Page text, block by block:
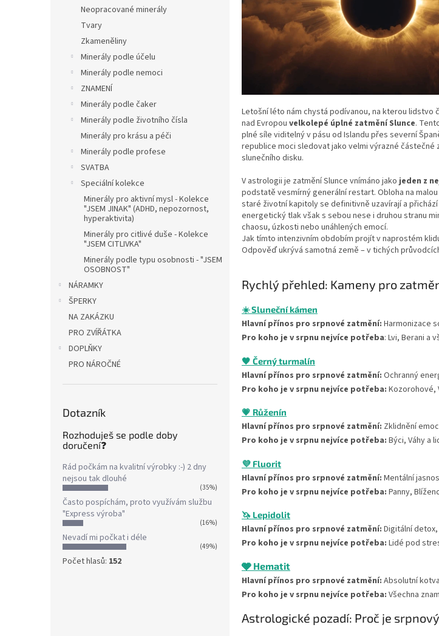
Neopracované minerály
Tvary
Zkameněliny
Minerály podle účelu
Minerály podle nemoci
ZNAMENÍ
Minerály podle čaker
Minerály podle životního čísla
Minerály pro krásu a péči
Minerály podle profese
SVATBA
Speciální kolekce
Minerály pro aktivní mysl - Kolekce
"JSEM JINAK" (ADHD, nepozornost,
hyperaktivita)
Minerály pro citlivé duše - Kolekce
"JSEM CITLIVKA"
Minerály podle typu osobnosti - "JSEM
OSOBNOST"
NÁRAMKY
ŠPERKY
NA ZAKÁZKU
PRO ZVÍŘÁTKA
DOPLŇKY
PRO NÁROČNÉ
Dotazník
Rozhoduješ se podle doby
doručení❓
Rád počkám na kvalitní výrobky :-) 2 dny
nejsou tak dlouhé
(35%)
Často pospíchám, proto využívám službu
"Express výroba"
(16%)
Nevadí mi počkat i déle
(49%)
Počet hlasů: 152
Letošní léto nám chystá podívanou, na kterou lidstvo
nad Evropou velkolepé úplné zatmění Slunce.
plné síle viditelný v pásu od Islandu přes severní
republice moci sledovat jako velmi výrazné
slunečního disku.
V astrologii je zatmění Slunce vnímáno jako jeden z
podstatě vesmírný generální restart. Obloha na
staré životní kapitoly se definitivně uzavírají a
energetický tlak však s sebou nese i druhou stranu
chaosu, úzkosti nebo unáhlených emocí.
Jak tímto intenzivním obdobím projít v naprostém
Odpověď ukrývá samotná země – v tichých
Rychlý přehled: Kameny pro
☀️ Sluneční kámen
Hlavní přínos pro srpnové zatmění: Harmonizace
Pro koho je v srpnu nejvíce potřeba: Lvi, Berani a
🖤 Černý turmalín
Hlavní přínos pro srpnové zatmění: Ochranný
Pro koho je v srpnu nejvíce potřeba: Kozorohové,
💗 Růženín
Hlavní přínos pro srpnové zatmění: Zklidnění
Pro koho je v srpnu nejvíce potřeba: Býci, Váhy a
💜 Fluorit
Hlavní přínos pro srpnové zatmění: Mentální
Pro koho je v srpnu nejvíce potřeba: Panny,
🦄 Lepidolit
Hlavní přínos pro srpnové zatmění: Digitální
Pro koho je v srpnu nejvíce potřeba: Lidé pod
🩶 Hematit
Hlavní přínos pro srpnové zatmění: Absolutní
Pro koho je v srpnu nejvíce potřeba: Všechna
Astrologické pozadí: Proč je